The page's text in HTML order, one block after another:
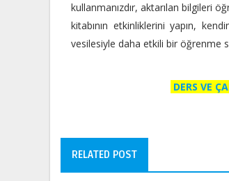
kullanmanızdır, aktarılan bilgileri
kitabının etkinliklerini yapın,
vesilesiyle daha etkili bir öğrenme
DERS VE
RELATED POST